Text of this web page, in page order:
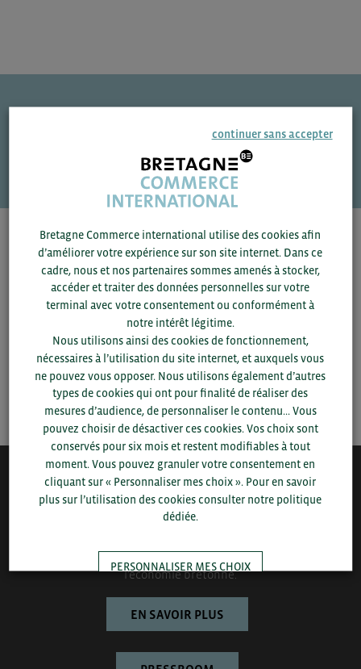
Une question ?
VOS CONTACTS
Pour voir les contacts, merci de renseigner votre
département et votre secteurou connectez-vous.
SAUVEGARDER
QUI-SOMMES NOUS ?
Bretagne Commerce International est une association de plus
l’économie bretonne.
EN SAVOIR PLUS
continuer sans accepter
Bretagne Commerce international utilise des cookies afin
d’améliorer votre expérience sur son site internet. Dans ce
cadre, nous et nos partenaires sommes amenés à stocker,
accéder et traiter des données personnelles sur votre
terminal avec votre consentement ou conformément à
notre intérêt légitime.
Nous utilisons ainsi des cookies de fonctionnement,
nécessaires à l’utilisation du site internet, et auxquels vous
ne pouvez vous opposer. Nous utilisons également d’autres
types de cookies qui ont pour finalité de réaliser des
mesures d’audience, de personnaliser le contenu... Vous
pouvez choisir de désactiver ces cookies. Vos choix sont
conservés pour six mois et restent modifiables à tout
moment. Vous pouvez granuler votre consentement en
cliquant sur « Personnaliser mes choix ». Pour en savoir
plus sur l’utilisation des cookies consulter notre politique
dédiée.
PERSONNALISER MES CHOIX
TOUT ACCEPTER